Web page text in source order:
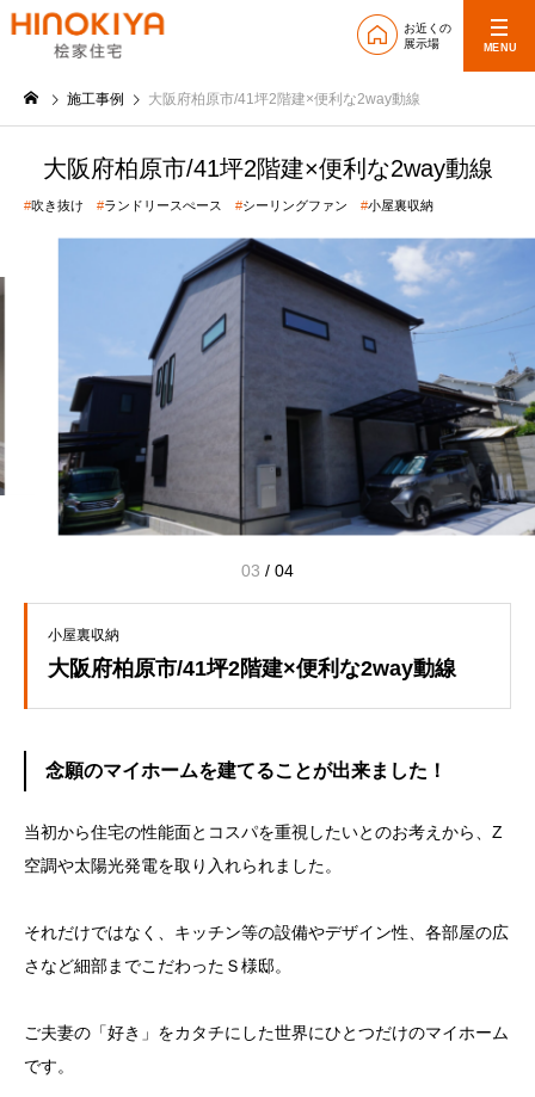
お近くの
展示場
MENU
施工事例 大阪府柏原市/41坪2階建×便利な2way動線
大阪府柏原市/41坪2階建×便利な2way動線
#吹き抜け #ランドリースぺース #シーリングファン #小屋裏収納
03 / 04
小屋裏収納
大阪府柏原市/41坪2階建×便利な2way動線
念願のマイホームを建てることが出来ました！
当初から住宅の性能面とコスパを重視したいとのお考えから
Z
空調や太陽光発電を取り入れられました。
それだけではなく、キッチン等の設備やデザイン性、各部屋の広
さなど細部までこだわったＳ様邸。
ご夫妻の「好き」をカタチにした世界にひとつだけのマイホーム
です。